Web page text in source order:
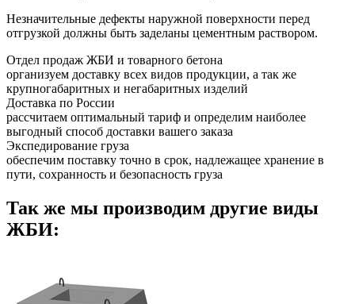
Незначительные дефекты наружной поверхности перед
отгрузкой должны быть заделаны цементным раствором.
Отдел продаж ЖБИ и товарного бетона
организуем доставку всех видов продукции, а так же
крупногабаритных и негабаритных изделий
Доставка по России
рассчитаем оптимальный тариф и определим наиболее
выгодный способ доставки вашего заказа
Экспедирование груза
обеспечим поставку точно в срок, надлежащее хранение в
пути, сохранность и безопасность груза
Так же мы производим другие виды
ЖБИ: